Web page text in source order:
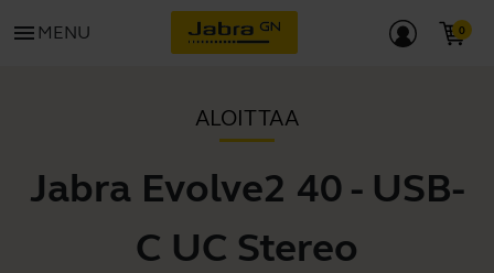
menu MENU
ALOITTAA
Jabra Evolve2 40 - USB-
C UC Stereo